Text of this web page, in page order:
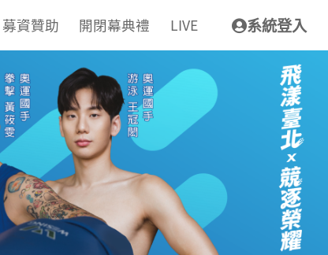
募資贊助 開閉幕典禮 LIVE 系統登入